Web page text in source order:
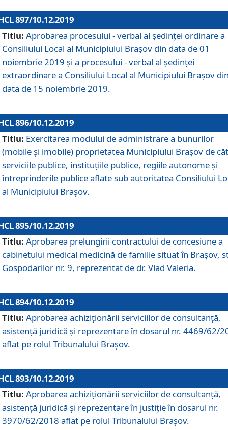
897/10.12.2019
Titlu: Aprobarea procesului - verbal al şedinţei ordinare a
Consiliului Local al Municipiului Brașov din data de 01
noiembrie 2019 și a procesului - verbal al ședinței
extraordinare a Consiliului Local al Municipiului Brașov
data de 15 noiembrie 2019.
896/10.12.2019
Titlu: Exercitarea modului de administrare a bunurilor
(mobile și imobile) proprietatea Municipiului Brașov de
serviciile publice, instituțiile publice, regiile autonome și
întreprinderile publice aflate sub autoritatea Consiliului
al Municipiului Brașov.
895/10.12.2019
Titlu: Aprobarea prelungirii contractului de concesiune a
cabinetului medical medicină de familie situat în Braşov,
Gospodarilor nr. 9, reprezentat de dr. Vlad Valeria.
894/10.12.2019
Titlu: Aprobarea achiziţionării serviciilor de consultanţă,
asistenţă juridică şi reprezentare în dosarul nr. 4469/62/
aflat pe rolul Tribunalului Braşov.
893/10.12.2019
Titlu: Aprobarea achiziţionării serviciilor de consultanţă,
asistenţă juridică şi reprezentare în justiţie în dosarul nr.
3970/62/2018 aflat pe rolul Tribunalului Braşov.